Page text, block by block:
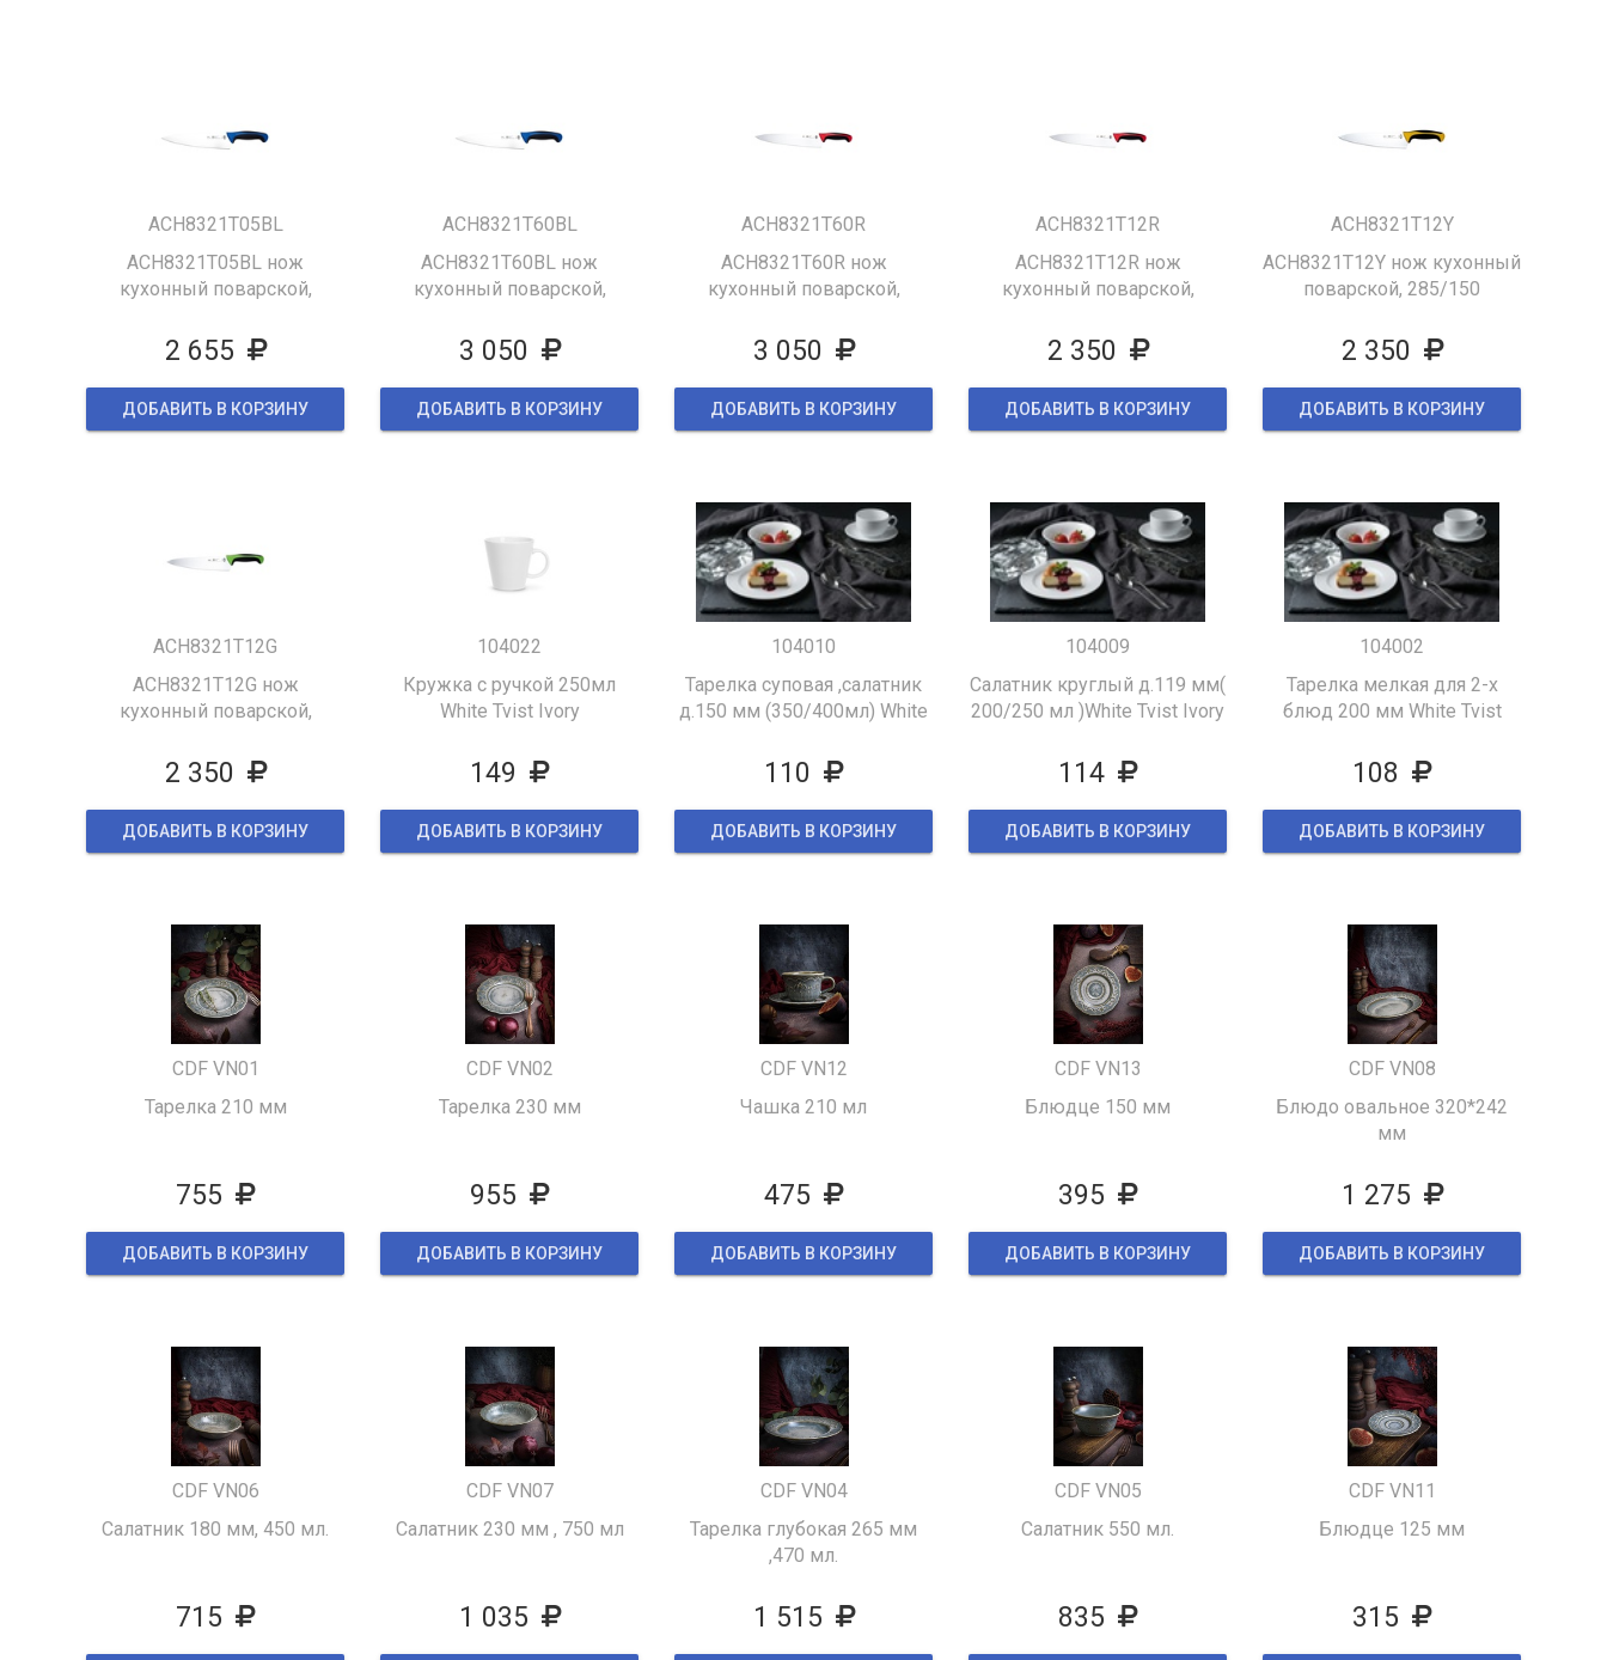
ACH8321T05BL
ACH8321T05BL нож
кухонный поварской,
,цвет синий
2 655
ДОБАВИТЬ В КОРЗИНУ
ACH8321T60BL
ACH8321T60BL нож
кухонный поварской,
,цвет синий
3 050
ДОБАВИТЬ В КОРЗИНУ
ACH8321T60R
ACH8321T60R нож
кухонный поварской,
,цвет красный
3 050
ДОБАВИТЬ В КОРЗИНУ
ACH8321T12R
ACH8321T12R нож
кухонный поварской,
,цвет красный
2 350
ДОБАВИТЬ В КОРЗИНУ
ACH8321T12Y
ACH8321T12Y нож кухонный
поварской, 285/150
желтый
2 350
ДОБАВИТЬ В КОРЗИНУ
ACH8321T12G
ACH8321T12G нож
кухонный поварской,
,цвет зеленый
2 350
ДОБАВИТЬ В КОРЗИНУ
104022
Кружка с ручкой 250мл
White Tvist Ivory
149
ДОБАВИТЬ В КОРЗИНУ
104010
Тарелка суповая ,салатник
д.150 мм (350/400мл) White
110
ДОБАВИТЬ В КОРЗИНУ
104009
Салатник круглый д.119 мм(
200/250 мл )White Tvist Ivory
114
ДОБАВИТЬ В КОРЗИНУ
104002
Тарелка мелкая для 2-х
блюд 200 мм White Tvist
108
ДОБАВИТЬ В КОРЗИНУ
CDF VN01
Тарелка 210 мм
755
ДОБАВИТЬ В КОРЗИНУ
CDF VN02
Тарелка 230 мм
955
ДОБАВИТЬ В КОРЗИНУ
CDF VN12
Чашка 210 мл
475
ДОБАВИТЬ В КОРЗИНУ
CDF VN13
Блюдце 150 мм
395
ДОБАВИТЬ В КОРЗИНУ
CDF VN08
Блюдо овальное 320*242
мм
1 275
ДОБАВИТЬ В КОРЗИНУ
CDF VN06
Салатник 180 мм, 450 мл.
715
CDF VN07
Салатник 230 мм , 750 мл
1 035
CDF VN04
Тарелка глубокая 265 мм
,470 мл.
1 515
CDF VN05
Салатник 550 мл.
835
CDF VN11
Блюдце 125 мм
315